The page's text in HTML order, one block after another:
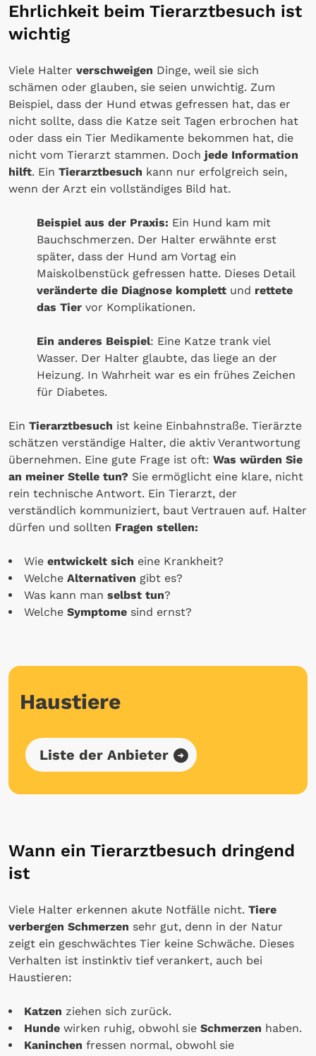
Ehrlichkeit beim Tierarztbesuch ist
wichtig
Viele Halter verschweigen Dinge, weil sie sich
schämen oder glauben, sie seien unwichtig. Zum
Beispiel, dass der Hund etwas gefressen hat, das er
nicht sollte, dass die Katze seit Tagen erbrochen hat
oder dass ein Tier Medikamente bekommen hat, die
nicht vom Tierarzt stammen. Doch jede Information
hilft. Ein Tierarztbesuch kann nur erfolgreich sein,
wenn der Arzt ein vollständiges Bild hat.
Beispiel aus der Praxis: Ein Hund kam mit
Bauchschmerzen. Der Halter erwähnte erst
später, dass der Hund am Vortag ein
Maiskolbenstück gefressen hatte. Dieses Detail
veränderte die Diagnose komplett und rettete
das Tier vor Komplikationen.
Ein anderes Beispiel: Eine Katze trank viel
Wasser. Der Halter glaubte, das liege an der
Heizung. In Wahrheit war es ein frühes Zeichen
für Diabetes.
Ein Tierarztbesuch ist keine Einbahnstraße. Tierärzte
schätzen verständige Halter, die aktiv Verantwortung
übernehmen. Eine gute Frage ist oft: Was würden Sie
an meiner Stelle tun? Sie ermöglicht eine klare, nicht
rein technische Antwort. Ein Tierarzt, der
verständlich kommuniziert, baut Vertrauen auf. Halter
dürfen und sollten Fragen stellen:
Wie entwickelt sich eine Krankheit?
Welche Alternativen gibt es?
Was kann man selbst tun?
Welche Symptome sind ernst?
Haustiere
Liste der Anbieter
Wann ein Tierarztbesuch dringend
ist
Viele Halter erkennen akute Notfälle nicht. Tiere
verbergen Schmerzen sehr gut, denn in der Natur
zeigt ein geschwächtes Tier keine Schwäche. Dieses
Verhalten ist instinktiv tief verankert, auch bei
Haustieren:
Katzen ziehen sich zurück.
Hunde wirken ruhig, obwohl sie Schmerzen haben.
Kaninchen fressen normal, obwohl sie